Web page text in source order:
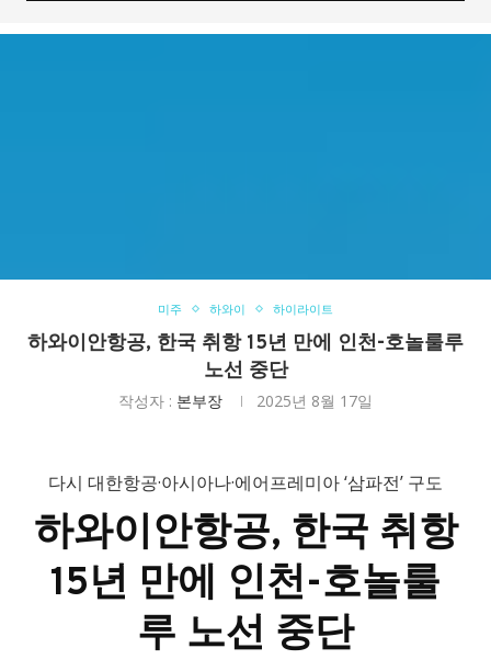
미주 하와이 하이라이트
하와이안항공, 한국 취항 15년 만에 인천-호놀룰루
노선 중단
작성자 : 본부장 2025년 8월 17일
다시 대한항공·아시아나·에어프레미아 ‘삼파전’ 구도
하와이안항공, 한국 취항
15년 만에 인천-호놀룰
루 노선 중단